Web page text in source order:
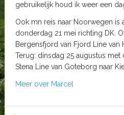
gebruikelijk houd ik weer een
Ook mn reis naar Noorwegen is
donderdag 21 mei richting DK.
Bergensfjord van Fjord Line van
Terug: dinsdag 25 augustus met
Stena Line van Goteborg naar
Meer over Marcel